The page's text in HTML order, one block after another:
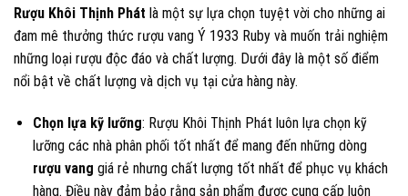
Rượu Khôi Thịnh Phát là một sự lựa chọn tuyệt vời cho những ai
đam mê thưởng thức rượu vang Ý 1933 Ruby và muốn trải nghiệm
những loại rượu độc đáo và chất lượng. Dưới đây là một số điểm
nổi bật về chất lượng và dịch vụ tại cửa hàng này.
Chọn lựa kỹ lưỡng: Rượu Khôi Thịnh Phát luôn lựa chọn kỹ
lưỡng các nhà phân phối tốt nhất để mang đến những dòng
rượu vang giá rẻ nhưng chất lượng tốt nhất để phục vụ khách
hàng. Điều này đảm bảo rằng sản phẩm được cung cấp luôn